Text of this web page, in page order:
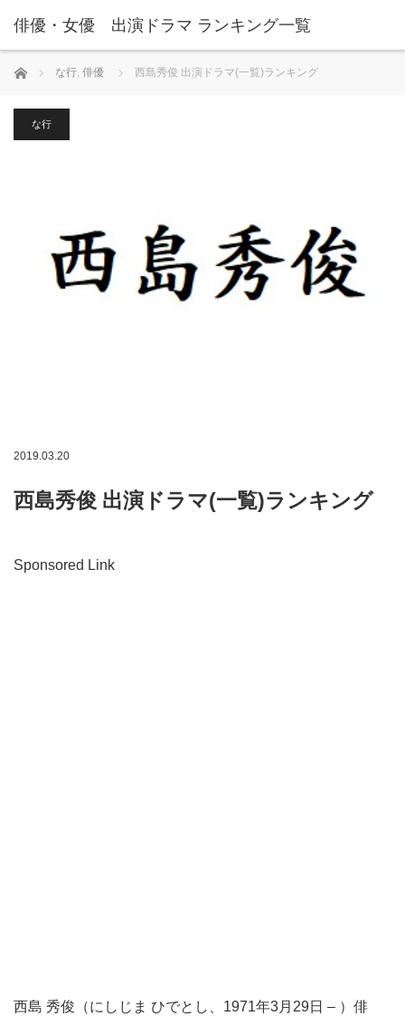
俳優・女優 出演ドラマ ランキング一覧
ホーム な行, 俳優 西島秀俊 出演ドラマ(一覧)ランキング
な行
2019.03.20
西島秀俊 出演ドラマ(一覧)ランキング
Sponsored Link
西島 秀俊（にしじま ひでとし、1971年3月29日 – ）俳